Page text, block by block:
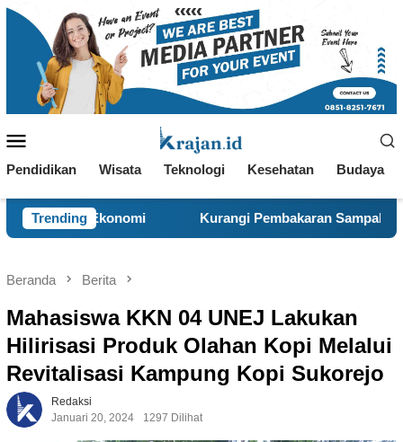
Loncat
Mobile
Pendidikan Wisata Teknologi Kesehatan Budaya
TrendingKurangi Pembakaran Sampah Terbuka, KKN 120
Beranda Berita
Mahasiswa KKN 04 UNEJ Lakukan
Hilirisasi Produk Olahan Kopi Melalui
Revitalisasi Kampung Kopi Sukorejo
Redaksi
Januari 20, 2024
1297 Dilihat